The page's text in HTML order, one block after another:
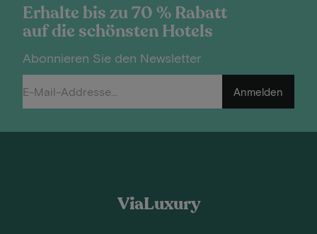
Erhalte bis zu 70 % Rabatt
auf die schönsten Hotels
Abonnieren Sie den Newsletter
Anmelden
ViaLuxury